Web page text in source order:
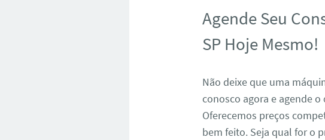
Agende Seu
SP Hoje Mesmo!
Não deixe que uma
conosco agora e agende
Oferecemos preços
bem feito. Seja qual for o